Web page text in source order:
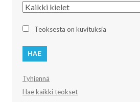
Kieli
Teoksesta on kuvituksia
Tyhjennä
Hae kaikki teokset